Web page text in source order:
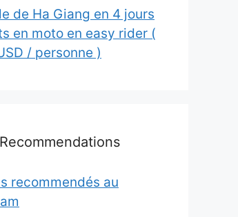
de Ha Giang en 4 jours
en moto en easy rider (
/ personne )
recommendés au